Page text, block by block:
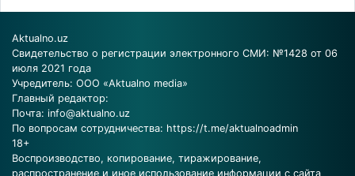
Aktualno.uz
Свидетельство о регистрации электронного СМИ: №1428 от 06
июля 2021 года
Учредитель: ООО «Aktualno media»
Главный редактор:
Почта: info@aktualno.uz
По вопросам сотрудничества: https://t.me/aktualnoadmin
18+
Воспроизводство, копирование, тиражирование,
распространение и иное использование информации с сайта